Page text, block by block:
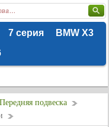
7 серия
BMW X3
Передняя подвеска